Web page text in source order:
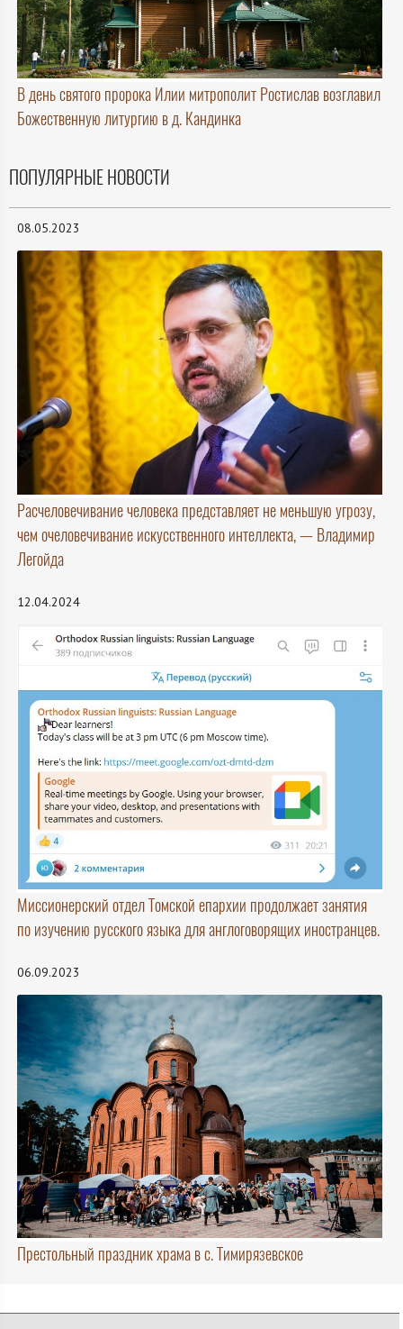
В день святого пророка Илии митрополит Ростислав возглавил
Божественную литургию в д. Кандинка
ПОПУЛЯРНЫЕ НОВОСТИ
08.05.2023
Расчеловечивание человека представляет не меньшую угрозу,
чем очеловечивание искусственного интеллекта, — Владимир
Легойда
12.04.2024
Миссионерский отдел Томской епархии продолжает занятия
по изучению русского языка для англоговорящих иностранцев.
06.09.2023
Престольный праздник храма в с. Тимирязевское